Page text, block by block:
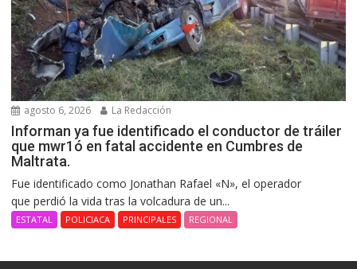
agosto 6, 2026 La Redacción
Informan ya fue identificado el conductor de tráiler
que mwr1ó en fatal accidente en Cumbres de
Maltrata.
Fue identificado como Jonathan Rafael «N», el operador
que perdió la vida tras la volcadura de un...
ESTATAL POLICIACA PRINCIPALES REGIONAL